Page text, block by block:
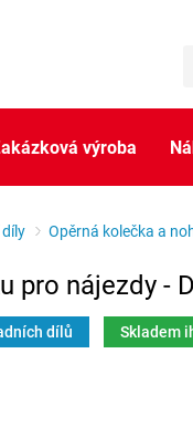
výroba
Opěrná kolečka a
pro nájezdy -
dílů Skladem